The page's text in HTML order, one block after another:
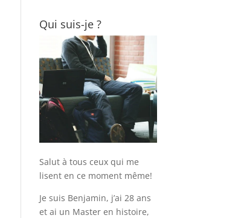
Qui suis-je ?
Salut à tous ceux qui me
lisent en ce moment même!
Je suis Benjamin, j’ai 28 ans
et ai un Master en histoire,